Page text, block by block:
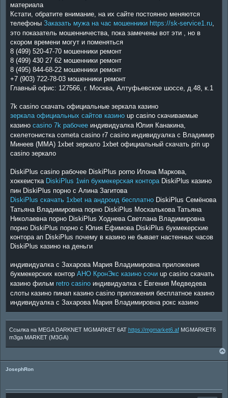
материала
Кстати, обратите внимание, на их сайте постоянно меняются
телефоны Заказать мужа на час мошенники https://sk-service1.ru
это показатель мошенничества, пока замечены вот эти , но в
скором времени могут и поменяться
8 (499) 520-47-70 мошенники ремонт
8 (499) 430 27 62 мошенники ремонт
8 (495) 844-68-22 мошенники ремонт
+7 (903) 722-78-03 мошенники ремонт
Главный офис: 127566, г. Москва, Алтуфьевское шоссе, д.48, к.1
7k casino скачать официальные зеркала казино
зеркала официальных сайтов казино up casino скачиваемые
казино casino 7k рабочее индивидуалка Юлия Канакина,
скелетонистка cometa casino r7 casino индивидуалка с Владимир
Минеев (ММА) 1xbet зеркало 1xbet официальный скачать pin up
casino зеркало
DiskiPlus casino рабочее DiskiPlus porno Илона Маркова,
хоккеистка DiskiPlus 1win букмекерская контора DiskiPlus казино
пин DiskiPlus порно с Алина Загитова
DiskiPlus скачать 1xbet на андроид бесплатно DiskiPlus Семёнова
Татьяна Владимировна порно DiskiPlus Москалькова Татьяна
Николаевна порно DiskiPlus Ходнева Светлана Владимировна
порно DiskiPlus порно с Юлия Ефимова DiskiPlus букмекерские
контора ап DiskiPlus почему в казино не бывает настенных часов
DiskiPlus казино на деньги
индивидуалка с Захарова Мария Владимировна приложения
букмекерских контор АНО КронЭкс казино сочи up casino скачать
казино фильм retro casino индивидуалка с Евгения Медведева
слоты казино пинап казино casino приложения бесплатное казино
индивидуалка с Захарова Мария Владимировна рокс казино
Ссылка на MEGA DARKNET MGMARKET 6AT https://mgmarket6.afMGMARKET6
m3ga MARKET (M3GA)
JosephRon